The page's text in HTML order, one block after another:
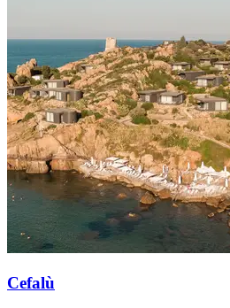
Cefalù